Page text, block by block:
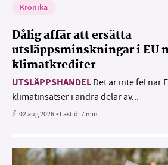
Krönika
Dålig affär att ersätta
utsläppsminskningar i EU
klimatkrediter
UTSLÄPPSHANDEL Det är inte fel när
klimatinsatser i andra delar av...
02 aug 2026• Lästid:7 min